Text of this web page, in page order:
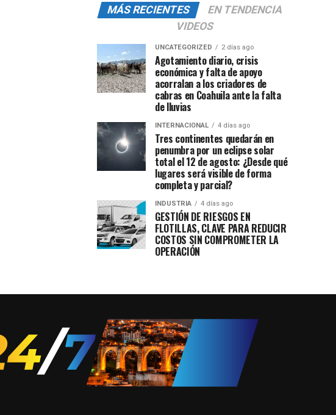
MÁS RECIENTES
EN TENDENCIA
VIDEOS
UNCATEGORIZED 2 días ago
Agotamiento diario, crisis
económica y falta de apoyo
acorralan a los criadores de
cabras en Coahuila ante la falta
de lluvias
INTERNACIONAL 4 días ago
Tres continentes quedarán en
penumbra por un eclipse solar
total el 12 de agosto: ¿Desde qué
lugares será visible de forma
completa y parcial?
INDUSTRIA 4 días ago
GESTIÓN DE RIESGOS EN
FLOTILLAS, CLAVE PARA REDUCIR
COSTOS SIN COMPROMETER LA
OPERACIÓN